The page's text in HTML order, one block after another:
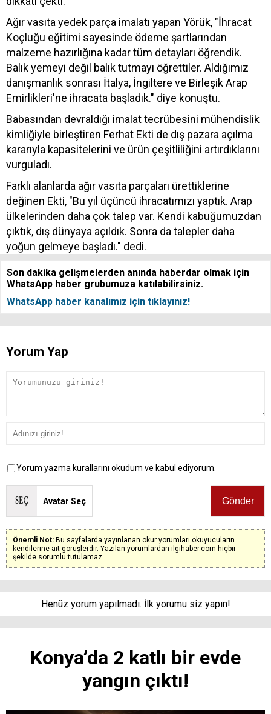
Ağır vasıta yedek parça imalatı yapan Yörük, "İhracat
Koçluğu eğitimi sayesinde ödeme şartlarından
malzeme hazırlığına kadar tüm detayları öğrendik.
Balık yemeyi değil balık tutmayı öğrettiler. Aldığımız
danışmanlık sonrası İtalya, İngiltere ve Birleşik Arap
Emirlikleri'ne ihracata başladık." diye konuştu.
Babasından devraldığı imalat tecrübesini mühendislik
kimliğiyle birleştiren Ferhat Ekti de dış pazara açılma
kararıyla kapasitelerini ve ürün çeşitliliğini artırdıklarını
vurguladı.
Farklı alanlarda ağır vasıta parçaları ürettiklerine
değinen Ekti, "Bu yıl üçüncü ihracatımızı yaptık. Arap
ülkelerinden daha çok talep var. Kendi kabuğumuzdan
çıktık, dış dünyaya açıldık. Sonra da talepler daha
yoğun gelmeye başladı." dedi.
Son dakika gelişmelerden anında haberdar olmak için
WhatsApp haber grubumuza katılabilirsiniz.
WhatsApp haber kanalımız için tıklayınız!
Yorum Yap
Yorum yazma kurallarını okudum ve kabul ediyorum.
Avatar Seç
Önemli Not: Bu sayfalarda yayınlanan okur yorumları okuyucuların
kendilerine ait görüşlerdir. Yazılan yorumlardan ilgihaber.com hiçbir
şekilde sorumlu tutulamaz.
Henüz yorum yapılmadı. İlk yorumu siz yapın!
Konya’da 2 katlı bir evde
yangın çıktı!